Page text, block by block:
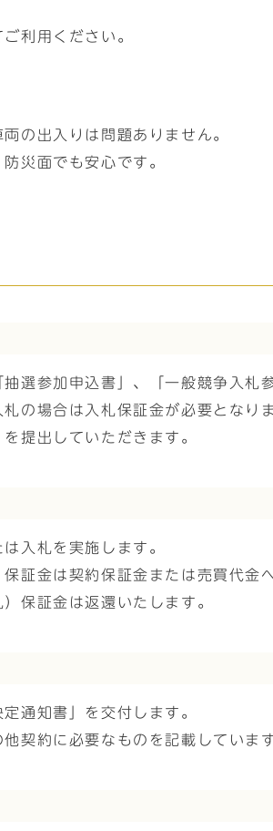
利用ください。
の出入りは問題ありません。
災面でも安心です。
選参加申込書」、「一般競争入
の場合は入札保証金が必要となり
提出していただきます。
入札を実施します。
証金は契約保証金または売買代金
保証金は返還いたします。
通知書」を交付します。
契約に必要なものを記載していま